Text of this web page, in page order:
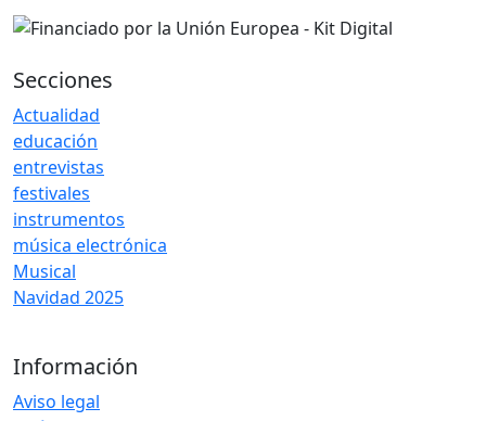
Secciones
Actualidad
educación
entrevistas
festivales
instrumentos
música electrónica
Musical
Navidad 2025
Información
Aviso legal